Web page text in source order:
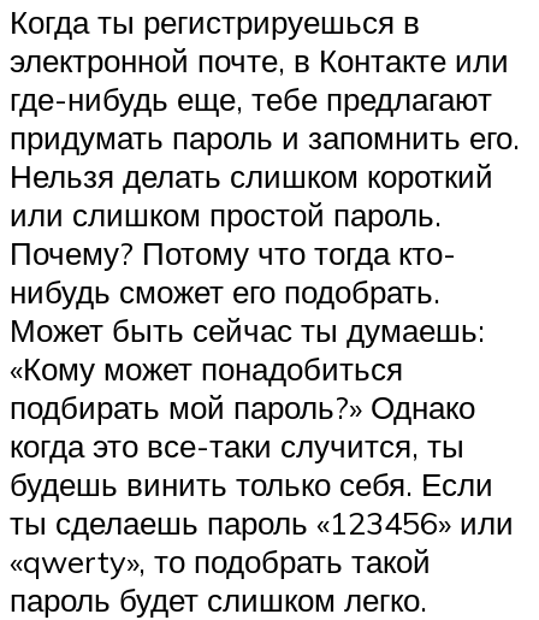
Когда ты регистрируешься в
электронной почте, в Контакте или
где-нибудь еще, тебе предлагают
придумать пароль и запомнить его.
Нельзя делать слишком короткий
или слишком простой пароль.
Почему? Потому что тогда кто-
нибудь сможет его подобрать.
Может быть сейчас ты думаешь:
«Кому может понадобиться
подбирать мой пароль?» Однако
когда это все-таки случится, ты
будешь винить только себя. Если
ты сделаешь пароль «123456» или
«qwerty», то подобрать такой
пароль будет слишком легко.